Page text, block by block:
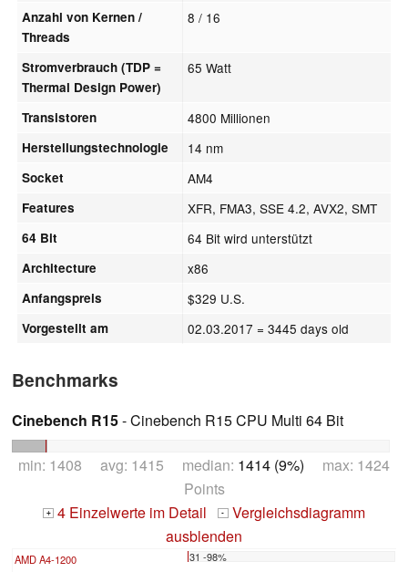
Anzahl von Kernen /
Threads
8 / 16
Stromverbrauch (TDP =
Thermal Design Power)
65 Watt
Transistoren 4800 Millionen
Herstellungstechnologie 14 nm
Socket AM4
Features XFR, FMA3, SSE 4.2, AVX2, SMT
64 Bit 64 Bit wird unterstützt
Architecture x86
Anfangspreis $329 U.S.
Vorgestellt am 02.03.2017 = 3445 days old
Benchmarks
Cinebench R15- Cinebench R15 CPU Multi 64 Bit
min: 1408 avg: 1415 median: 1414 (9%) max: 1424
Points
+ 4 Einzelwerte im Detail - Vergleichsdiagramm
ausblenden
AMD A4-1200 31 -98%